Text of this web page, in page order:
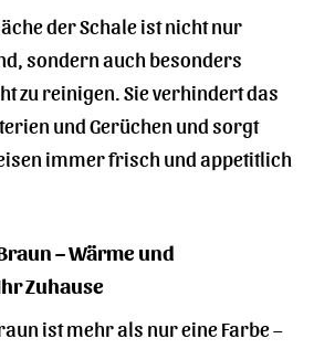
der Schale ist nicht nur
sondern auch besonders
zu reinigen. Sie verhindert das
und Gerüchen und sorgt
immer frisch und appetitlich
– Wärme und
Zuhause
ist mehr als nur eine Farbe –